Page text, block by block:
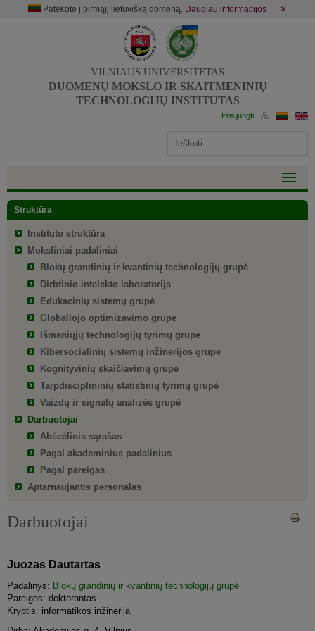
Patekote į pirmąjį lietuvišką domeną. Daugiau informacijos ✕
VILNIAUS UNIVERSITETAS
DUOMENŲ MOKSLO IR SKAITMENINIŲ
TECHNOLOGIJŲ INSTITUTAS
Struktūra
Instituto struktūra
Moksliniai padaliniai
Blokų grandinių ir kvantinių technologijų grupė
Dirbtinio intelekto laboratorija
Edukacinių sistemų grupė
Globaliojo optimizavimo grupė
Išmaniųjų technologijų tyrimų grupė
Kibersocialinių sistemų inžinerijos grupė
Kognityvinių skaičiavimų grupė
Tarpdisciplininių statistinių tyrimų grupė
Vaizdų ir signalų analizės grupė
Darbuotojai
Abėcėlinis sąrašas
Pagal akademinius padalinius
Pagal pareigas
Aptarnaujantis personalas
Darbuotojai
Juozas Dautartas
Padalinys: Blokų grandinių ir kvantinių technologijų grupė
Pareigos: doktorantas
Kryptis: informatikos inžinerija